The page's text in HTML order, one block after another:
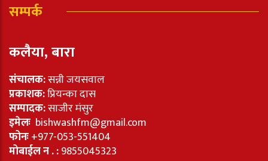
सम्पर्क
कलैया, बारा
संचालक:सन्नी जयसवाल
प्रकाशक:प्रियन्का दास
सम्पादक:साजीर मंसुर
इमेलः bishwashfm@gmail.com
फोनः+977-053-551404
मोबाईल न . :9855045323